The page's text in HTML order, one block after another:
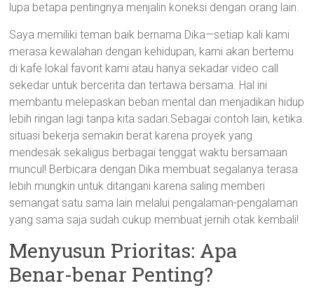
lupa betapa pentingnya menjalin koneksi dengan orang lain.
Saya memiliki teman baik bernama Dika—setiap kali kami
merasa kewalahan dengan kehidupan, kami akan bertemu
di kafe lokal favorit kami atau hanya sekadar video call
sekedar untuk bercerita dan tertawa bersama. Hal ini
membantu melepaskan beban mental dan menjadikan hidup
lebih ringan lagi tanpa kita sadari.Sebagai contoh lain, ketika
situasi bekerja semakin berat karena proyek yang
mendesak sekaligus berbagai tenggat waktu bersamaan
muncul! Berbicara dengan Dika membuat segalanya terasa
lebih mungkin untuk ditangani karena saling memberi
semangat satu sama lain melalui pengalaman-pengalaman
yang sama saja sudah cukup membuat jernih otak kembali!
Menyusun Prioritas: Apa
Benar-benar Penting?